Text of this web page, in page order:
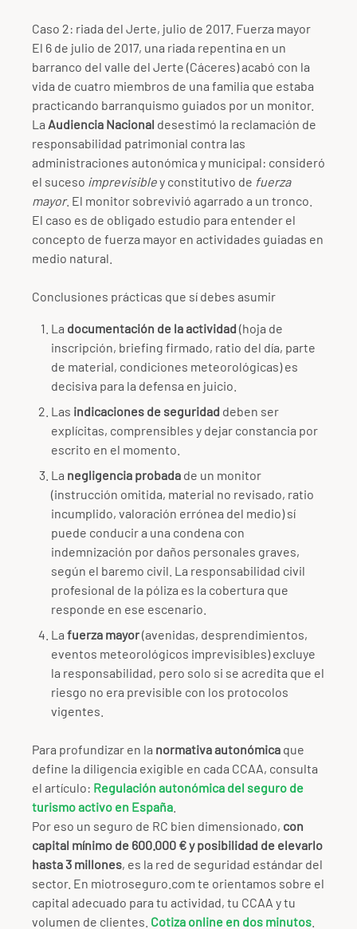
Caso 2: riada del Jerte, julio de 2017. Fuerza mayor
El 6 de julio de 2017, una riada repentina en un
barranco del valle del Jerte (Cáceres) acabó con la
vida de cuatro miembros de una familia que estaba
practicando barranquismo guiados por un monitor.
La Audiencia Nacional desestimó la reclamación de
responsabilidad patrimonial contra las
administraciones autonómica y municipal: consideró
el suceso imprevisibley constitutivo de fuerza
mayor. El monitor sobrevivió agarrado a un tronco.
El caso es de obligado estudio para entender el
concepto de fuerza mayor en actividades guiadas en
medio natural.
Conclusiones prácticas que sí debes asumir
La documentación de la actividad (hoja de
inscripción, briefing firmado, ratio del día, parte
de material, condiciones meteorológicas) es
decisiva para la defensa en juicio.
Las indicaciones de seguridad deben ser
explícitas, comprensibles y dejar constancia por
escrito en el momento.
La negligencia probada de un monitor
(instrucción omitida, material no revisado, ratio
incumplido, valoración errónea del medio) sí
puede conducir a una condena con
indemnización por daños personales graves,
según el baremo civil. La responsabilidad civil
profesional de la póliza es la cobertura que
responde en ese escenario.
La fuerza mayor(avenidas, desprendimientos,
eventos meteorológicos imprevisibles) excluye
la responsabilidad, pero solo si se acredita que el
riesgo no era previsible con los protocolos
vigentes.
Para profundizar en la normativa autonómica que
define la diligencia exigible en cada CCAA, consulta
el artículo: Regulación autonómica del seguro de
turismo activo en España
Por eso un seguro de RC bien dimensionado, con
capital mínimo de 600.000 € y posibilidad de elevarlo
hasta 3 millones, es la red de seguridad estándar del
sector. En miotroseguro.com te orientamos sobre el
capital adecuado para tu actividad, tu CCAA y tu
volumen de clientes. Cotiza online en dos minutos